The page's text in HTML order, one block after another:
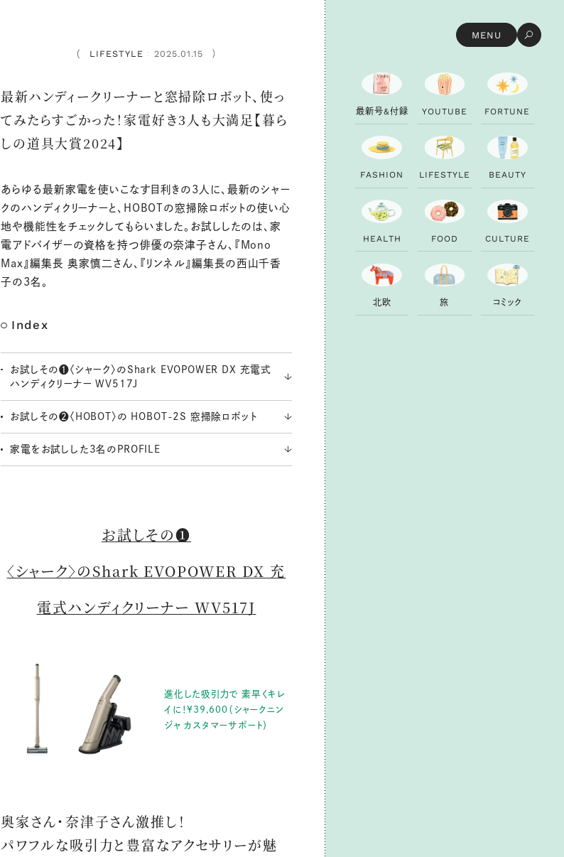
MENU
LIFESTYLE
： 2025.01.15
最新ハンディークリーナーと窓掃除ロボット、使っ
てみたらすごかった！家電好き3人も大満足【暮ら
しの道具大賞2024】
あらゆる最新家電を使いこなす目利きの3人に、最新のシャー
クのハンディクリーナーと、HOBOTの窓掃除ロボットの使い心
地や機能性をチェックしてもらいました。お試ししたのは、家
電アドバイザーの資格を持つ俳優の奈津子さん、『Mono
Max』編集長 奥家慎二さん、『リンネル』編集長の西山千香
子の3名。
Index
お試しその❶〈シャーク〉のShark EVOPOWER DX 充電式
ハンディクリーナー WV517J
お試しその❷〈HOBOT〉の HOBOT-2S 窓掃除ロボット
家電をお試しした3名のPROFILE
お試しその❶
〈シャーク〉のShark EVOPOWER DX 充
電式ハンディクリーナー WV517J
進化した吸引力で 素早くキレ
イに！¥39,600（シャークニン
ジャ カスタマーサポート）
奥家さん・奈津子さん激推し！
パワフルな吸引力と豊富なアクセサリーが魅
最新号&付録 YOUTU B E FORTU N E
FAS H ION LI FESTYLE B EAUTY
H EALTH FOOD CU LTU RE
北欧 旅 コ ミ ック